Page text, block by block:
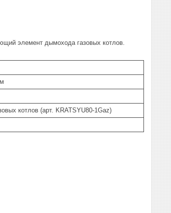
элемент дымохода газовых котлов.
котлов (арт. KRATSYU80-1Gaz)